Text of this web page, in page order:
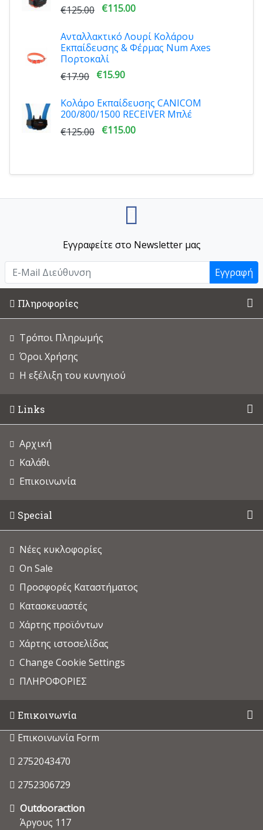
€125.00 €115.00
Ανταλλακτικό Λουρί Κολάρου
Εκπαίδευσης & Φέρμας Num Axes
Πορτοκαλί
€17.90 €15.90
Κολάρο Εκπαίδευσης CANICOM
200/800/1500 RECEIVER Μπλέ
€125.00 €115.00
Εγγραφείτε στο Newsletter μας
Εγγραφή
Πληροφορίες
Τρόποι Πληρωμής
Όροι Χρήσης
Η εξέλιξη του κυνηγιού
Links
Αρχική
Καλάθι
Επικοινωνία
Special
Νέες κυκλοφορίες
On Sale
Προσφορές Καταστήματος
Κατασκευαστές
Χάρτης προϊόντων
Χάρτης ιστοσελίδας
Change Cookie Settings
ΠΛΗΡΟΦΟΡΙΕΣ
Επικοινωνία
Επικοινωνία Form
2752043470
2752306729
Outdooraction
Άργους 117